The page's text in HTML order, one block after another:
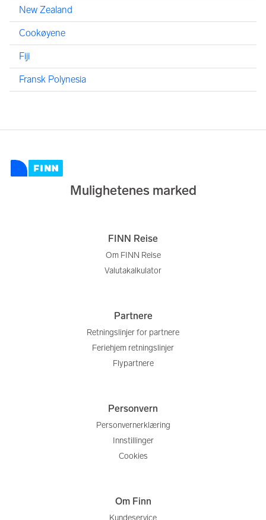
New Zealand
Cookøyene
Fiji
Fransk Polynesia
Mulighetenes marked
FINN Reise
Om FINN Reise
Valutakalkulator
Partnere
Retningslinjer for partnere
Feriehjem retningslinjer
Flypartnere
Personvern
Personvernerklæring
Innstillinger
Cookies
Om Finn